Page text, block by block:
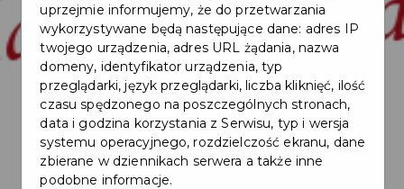
uprzejmie informujemy, że do przetwarzania
wykorzystywane będą następujące dane: adres IP
twojego urządzenia, adres URL żądania, nazwa
domeny, identyfikator urządzenia, typ
przeglądarki, język przeglądarki, liczba kliknięć, ilość
czasu spędzonego na poszczególnych stronach,
data i godzina korzystania z Serwisu, typ i wersja
systemu operacyjnego, rozdzielczość ekranu, dane
zbierane w dziennikach serwera a także inne
podobne informacje.